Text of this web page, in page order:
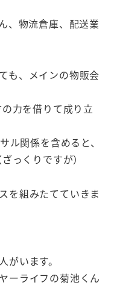
、物流倉庫、配送業
も、メインの物販会
力を借りて成り立
ル関係を含めると、
っくりですが）
を組みたてていきま
います。
ーライフの菊池くん